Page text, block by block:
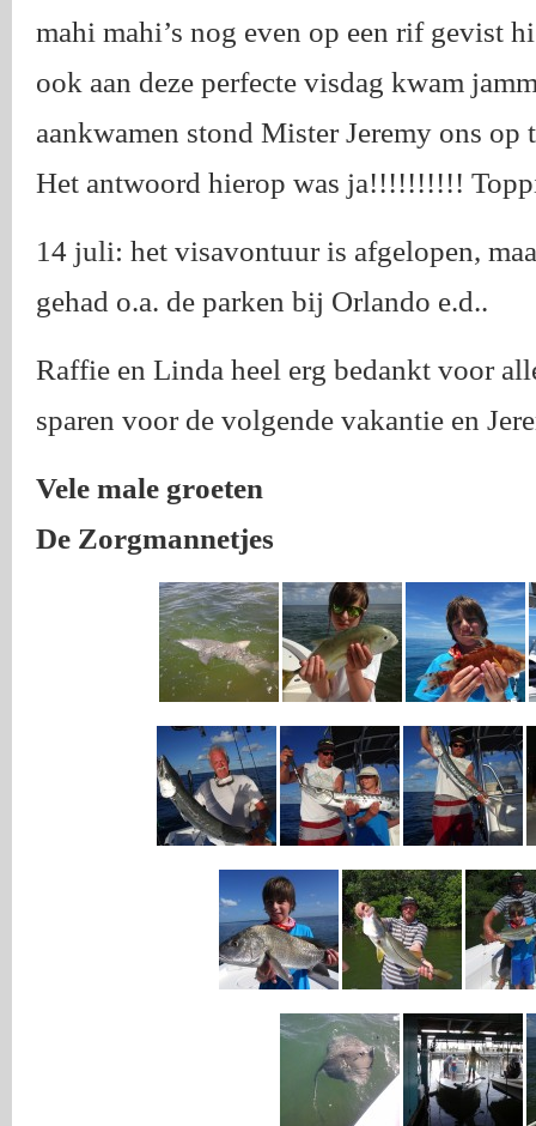
mahi mahi’s nog even op een rif gevist
ook aan deze perfecte visdag kwam
aankwamen stond Mister Jeremy ons op
Het antwoord hierop was ja!!!!!!!!!!
14 juli: het visavontuur is afgelopen,
gehad o.a. de parken bij Orlando e.d..
Raffie en Linda heel erg bedankt voor
sparen voor de volgende vakantie en
Vele male groeten
De Zorgmannetjes